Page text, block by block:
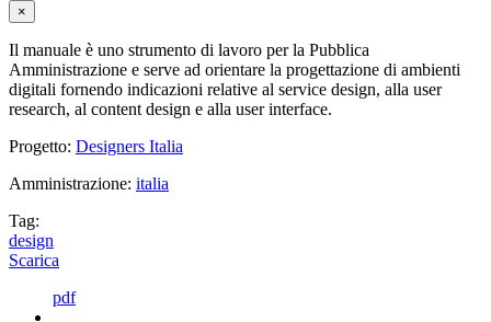
×
Il manuale è uno strumento di lavoro per la Pubblica
Amministrazione e serve ad orientare la progettazione di ambienti
digitali fornendo indicazioni relative al service design, alla user
research, al content design e alla user interface.
Progetto: Designers Italia
Amministrazione: italia
Tag:
design
Scarica
pdf